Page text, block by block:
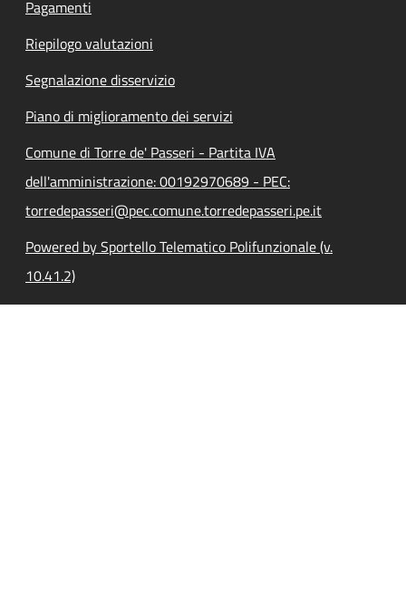
Pagamenti
Riepilogo valutazioni
Segnalazione disservizio
Piano di miglioramento dei servizi
Comune di Torre de' Passeri - Partita IVA
dell'amministrazione: 00192970689 - PEC:
torredepasseri@pec.comune.torredepasseri.pe.it
Powered by Sportello Telematico Polifunzionale (v.
10.41.2)